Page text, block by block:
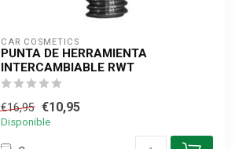
CAR COSMETICS
PUNTA DE HERRAMIENTA
INTERCAMBIABLE RWT
€16,95 €10,95
Disponible